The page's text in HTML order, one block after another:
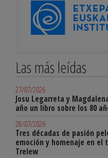
Las más leídas
27/07/2026
Josu Legarreta y
año un libro sobre los 80
28/07/2026
Tres décadas de pasión
emoción y homenaje en el
Trelew